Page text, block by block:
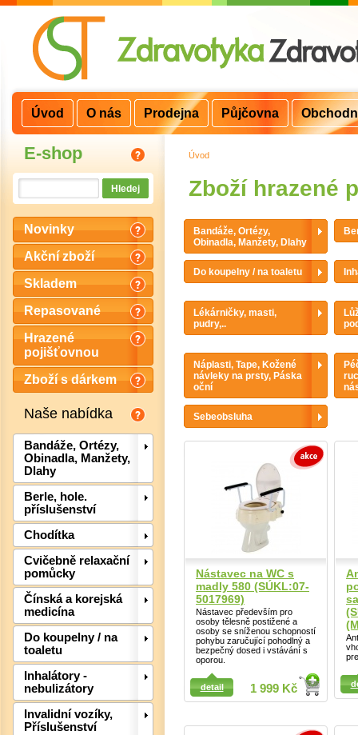
E-shop
Novinky
Akční zboží
Skladem
Repasované
Hrazené
pojišťovnou
Zboží s dárkem
Naše nabídka
Bandáže, Ortézy,
Obinadla, Manžety,
Dlahy
Berle, hole.
příslušenství
Chodítka
Cvičebně relaxační
pomůcky
Čínská a korejská
medicína
Do koupelny / na
toaletu
Inhalátory -
nebulizátory
Invalidní vozíky,
Příslušenství
Úvod
Zboží hrazené
Bandáže, Ortézy,
Obinadla, Manžety, Dlahy
Do koupelny / na toaletu
Lékárničky, masti,
pudry,..
Náplasti, Tape, Kožené
návleky na prsty, Páska
oční
Sebeobsluha
Nástavec na WC s
madly 580 (SÚKL:07-
5017969)
Nástavec především pro
osoby tělesně postižené a
osoby se sníženou schopností
pohybu zaručující pohodlný a
bezpečný dosed i vstávání s
oporou.
1 999 Kč
detail
Detail
Detail
Úvod O nás Prodejna Půjčovna